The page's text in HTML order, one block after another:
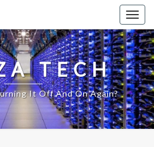
TECH
It Off And On Again?